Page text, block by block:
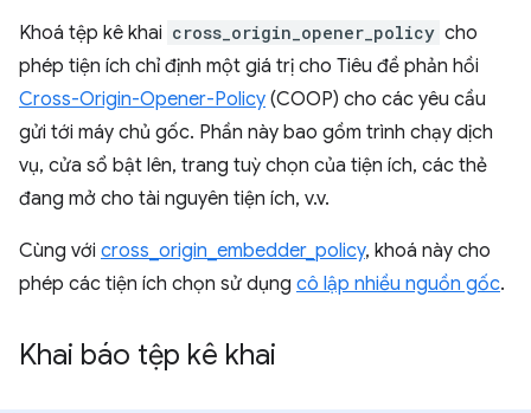
Khoá tệp kê khai cross_origin_opener_policy cho
phép tiện ích chỉ định một giá trị cho Tiêu đề phản hồi
Cross-Origin-Opener-Policy (COOP) cho các yêu cầu
gửi tới máy chủ gốc. Phần này bao gồm trình chạy dịch
vụ, cửa sổ bật lên, trang tuỳ chọn của tiện ích, các thẻ
đang mở cho tài nguyên tiện ích, v.v.
Cùng với cross_origin_embedder_policy, khoá này cho
phép các tiện ích chọn sử dụng cô lập nhiều nguồn gốc.
Khai báo tệp kê khai